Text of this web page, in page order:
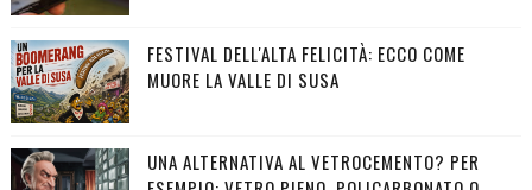
FESTIVAL DELL'ALTA FELICITÀ: ECCO COME
MUORE LA VALLE DI SUSA
UNA ALTERNATIVA AL VETROCEMENTO? PER